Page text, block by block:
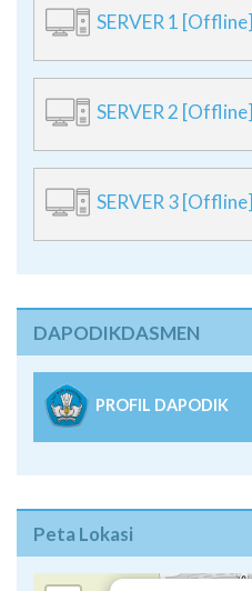
SERVER 1 [Offline]
SERVER 2 [Offline]
SERVER 3 [Offline]
DAPODIKDASMEN
PROFIL DAPODIK
Peta Lokasi